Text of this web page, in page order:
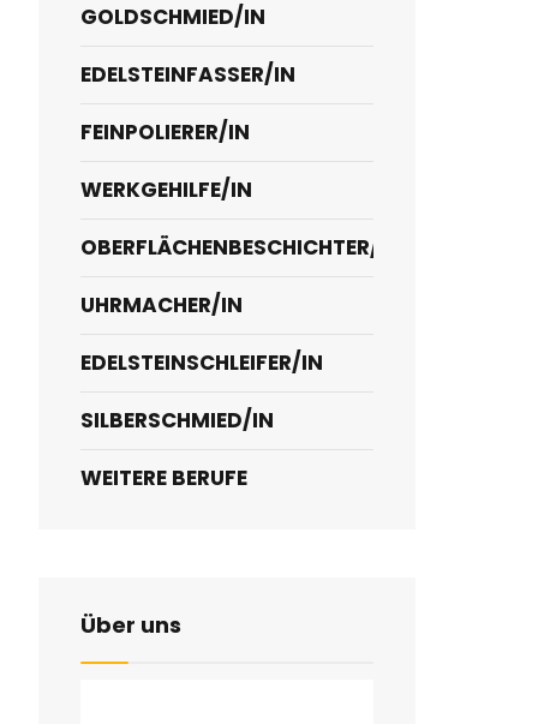
GOLDSCHMIED/IN
EDELSTEINFASSER/IN
FEINPOLIERER/IN
WERKGEHILFE/IN
OBERFLÄCHENBESCHICHTER/IN
UHRMACHER/IN
EDELSTEINSCHLEIFER/IN
SILBERSCHMIED/IN
WEITERE BERUFE
Über uns